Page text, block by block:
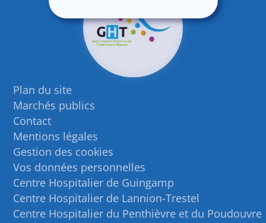
Plan du site
Marchés publics
Contact
Mentions légales
Gestion des cookies
Vos données personnelles
Centre Hospitalier de Guingamp
Centre Hospitalier de Lannion-Trestel
Centre Hospitalier du Penthièvre et du Poudouvre